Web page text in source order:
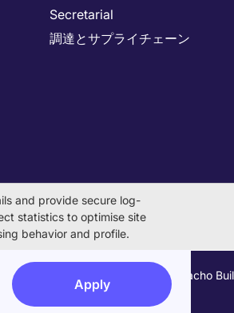
Apply
Secretarial
調達とサプライチェーン
Registered Office 6F Hulic Kamiyacho
and provide secure log-
statistics to optimise site
behavior and profile.